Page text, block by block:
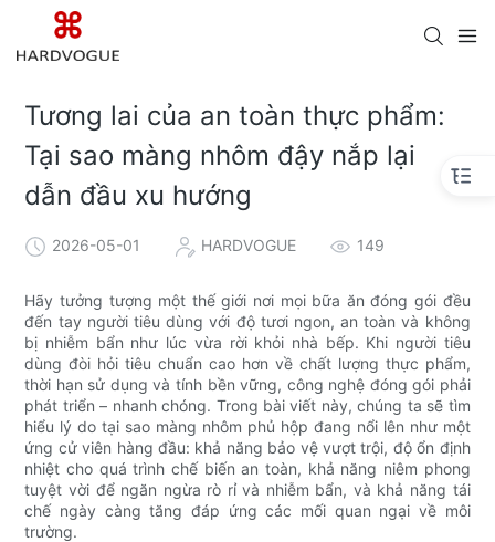
Tương lai của an toàn thực phẩm:
Tại sao màng nhôm đậy nắp lại
dẫn đầu xu hướng
2026-05-01 HARDVOGUE 149
Hãy tưởng tượng một thế giới nơi mọi bữa ăn đóng gói đều
đến tay người tiêu dùng với độ tươi ngon, an toàn và không
bị nhiễm bẩn như lúc vừa rời khỏi nhà bếp. Khi người tiêu
dùng đòi hỏi tiêu chuẩn cao hơn về chất lượng thực phẩm,
thời hạn sử dụng và tính bền vững, công nghệ đóng gói phải
phát triển – nhanh chóng. Trong bài viết này, chúng ta sẽ tìm
hiểu lý do tại sao màng nhôm phủ hộp đang nổi lên như một
ứng cử viên hàng đầu: khả năng bảo vệ vượt trội, độ ổn định
nhiệt cho quá trình chế biến an toàn, khả năng niêm phong
tuyệt vời để ngăn ngừa rò rỉ và nhiễm bẩn, và khả năng tái
chế ngày càng tăng đáp ứng các mối quan ngại về môi
trường.